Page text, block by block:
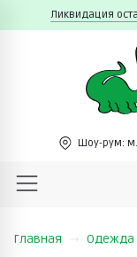
Ликвидация
Шоу-рум:
Главная Одежда